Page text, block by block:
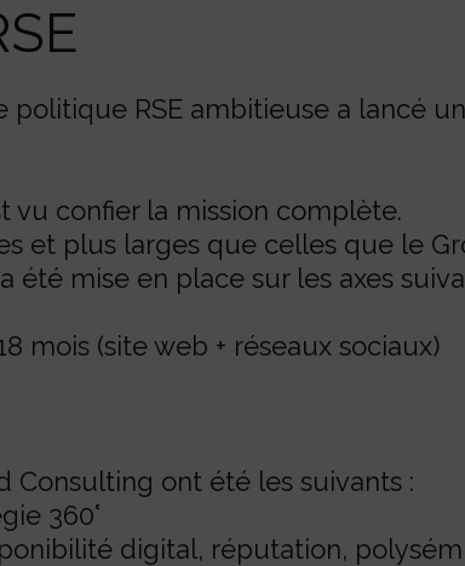
politique RSE ambitieuse a lancé
vu confier la mission complète.
et plus larges que celles que le
été mise en place sur les axes
mois (site web + réseaux sociaux)
Consulting ont été les suivants :
360°
digital, réputation,